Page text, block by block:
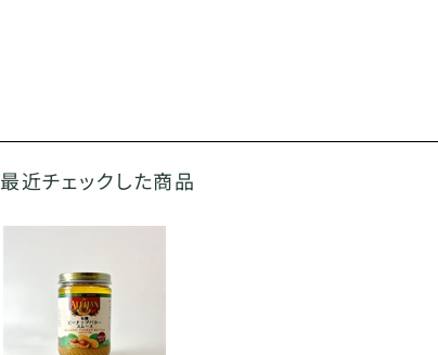
最近チェックした商品